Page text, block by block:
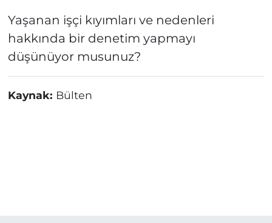
Yaşanan işçi kıyımları ve nedenleri
hakkında bir denetim yapmayı
düşünüyor musunuz?
Kaynak: Bülten